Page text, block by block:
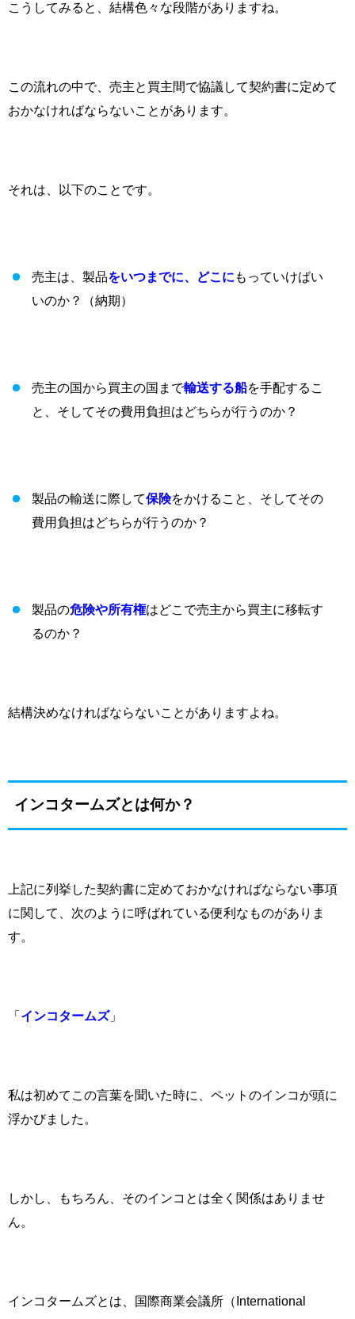
こうしてみると、結構色々な段階がありますね。
この流れの中で、売主と買主間で協議して契約書に定めて
おかなければならないことがあります。
それは、以下のことです。
売主は、製品をいつまでに、どこに もっていけばい
いのか？（納期）
売主の国から買主の国まで輸送する船を手配するこ
と、そしてその費用負担はどちらが行うのか？
製品の輸送に際して保険をかけること、そしてその
費用負担はどちらが行うのか？
製品の危険や所有権はどこで売主から買主に移転す
るのか？
結構決めなければならないことがありますよね。
インコタームズとは何か？
上記に列挙した契約書に定めておかなければならない事項
に関して、次のように呼ばれている便利なものがありま
す。
「 インコタームズ」
私は初めてこの言葉を聞いた時に、ペットのインコが頭に
浮かびました。
しかし、もちろん、そのインコとは全く関係はありませ
ん。
インコタームズとは、国際商業会議所（ International